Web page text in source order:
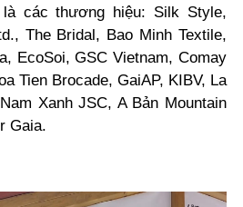
là các thương hiệu: Silk Style,
The Bridal, Bao Minh Textile,
EcoSoi, GSC Vietnam, Comay
Tien Brocade, GaiAP, KIBV, La
Xanh JSC, A Bản Mountain
Gaia.